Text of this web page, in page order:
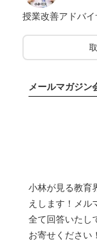
授業改善アドバイ
メールマガジン
小林が見る教育
えします！メル
全て回答いたし
お寄せください